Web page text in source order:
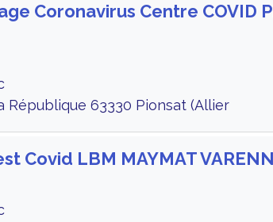
Coronavirus Centre COVID
République 63330 Pionsat (Allier
Covid LBM MAYMAT